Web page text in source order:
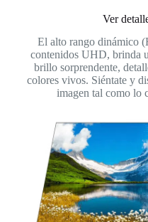
Ver
El alto rango dinámico
contenidos UHD, brinda
brillo sorprendente,
colores vivos. Siéntate y
imagen tal como lo